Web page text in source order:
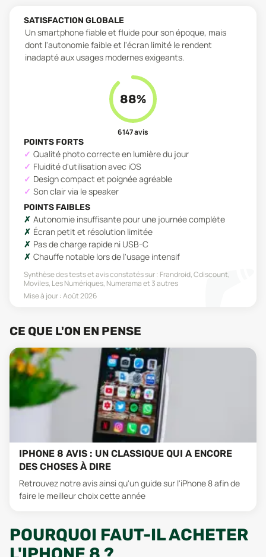
SATISFACTION GLOBALE
Un smartphone fiable et fluide pour son époque, mais
dont l'autonomie faible et l'écran limité le rendent
inadapté aux usages modernes exigeants.
88%
6 147avis
POINTS FORTS
Qualité photo correcte en lumière du jour
Fluidité d'utilisation avec iOS
Design compact et poignée agréable
Son clair via le speaker
POINTS FAIBLES
Autonomie insuffisante pour une journée complète
Écran petit et résolution limitée
Pas de charge rapide ni USB-C
Chauffe notable lors de l'usage intensif
Synthèse des tests et avis constatés sur : Frandroid, Cdiscount,
Moviles, Les Numériques, Numeramaet 3 autres
Mise à jour :Août 2026
CE QUE L'ON EN PENSE
IPHONE 8 AVIS : UN CLASSIQUE QUI A ENCORE
DES CHOSES À DIRE
Retrouvez notre avis ainsi qu'un guide sur l'iPhone 8 afin de
faire le meilleur choix cette année
POURQUOI FAUT-IL ACHETER